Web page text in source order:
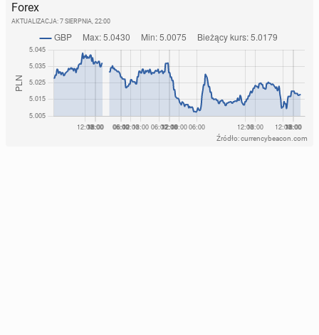
Forex
AKTUALIZACJA: 7 SIERPNIA, 22:00
Źródło: currencybeacon.com